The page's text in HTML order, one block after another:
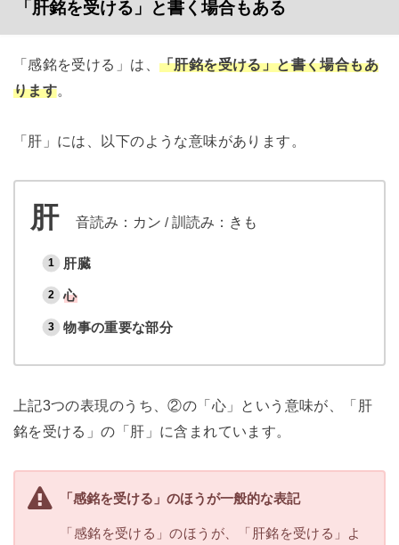
「肝銘を受ける」と書く場合もある
「感銘を受ける」は、 「肝銘を受ける」と書く場合もあ
ります
「肝」には、以下のような意味があります。
肝 音読み：カン / 訓読み：きも
肝臓
心
物事の重要な部分
上記3つの表現のうち、②の「心」という意味が、「肝
銘を受ける」の「肝」に含まれています。
「感銘を受ける」のほうが一般的な表記
「感銘を受ける」のほうが、「肝銘を受ける」よ